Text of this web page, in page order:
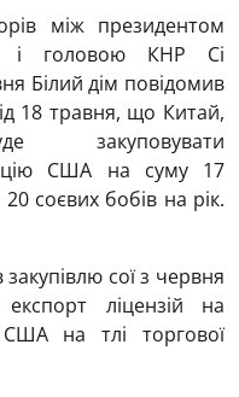
між президентом
і головою КНР Сі
Білий дім повідомив
18 травня, що Китай,
закуповувати
США на суму 17
соєвих бобів на рік.
сої з червня
ліцензій на
на тлі торгової